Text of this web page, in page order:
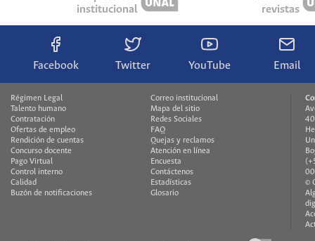
institucional
revistas
Facebook Twitter YouTube Email
Régimen Legal
Talento humano
Contratación
Ofertas de empleo
Rendición de cuentas
Concurso docente
Pago Virtual
Control interno
Calidad
Buzón de notificaciones
Correo institucional
Mapa del sitio
Redes Sociales
FAQ
Quejas y reclamos
Atención en línea
Encuesta
Contáctenos
Estadísticas
Glosario
©